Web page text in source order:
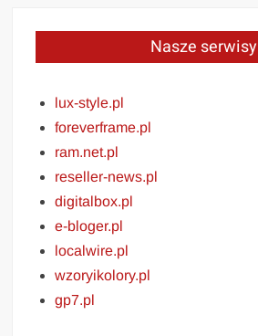
Nasze serwisy
lux-style.pl
foreverframe.pl
ram.net.pl
reseller-news.pl
digitalbox.pl
e-bloger.pl
localwire.pl
wzoryikolory.pl
gp7.pl